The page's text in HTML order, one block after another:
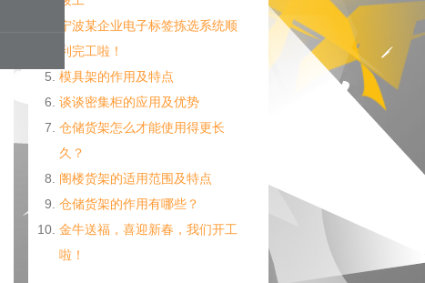
宁波某企业电子标签拣选系统顺
利完工啦！
模具架的作用及特点
谈谈密集柜的应用及优势
仓储货架怎么才能使用得更长
久？
阁楼货架的适用范围及特点
仓储货架的作用有哪些？
金牛送福，喜迎新春，我们开工
啦！